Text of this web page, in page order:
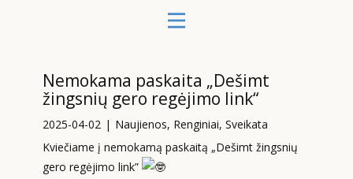
Nemokama paskaita „Dešimt
žingsnių gero regėjimo link“
2025-04-02 Naujienos, Renginiai, Sveikata
Kviečiame į nemokamą paskaitą „Dešimt žingsnių
gero regėjimo link”